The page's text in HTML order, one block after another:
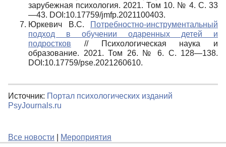
зарубежная психология. 2021. Том 10. № 4. C. 33
—43. DOI:10.17759/jmfp.2021100403.
Юркевич В.С.
Потребностно-инструментальный
подход в обучении одаренных детей и
подростков // Психологическая наука и
образование. 2021. Том 26. № 6. С. 128—138.
DOI:10.17759/pse.2021260610.
Источник: Портал психологических изданий
PsyJournals.ru
Все новости Мероприятия